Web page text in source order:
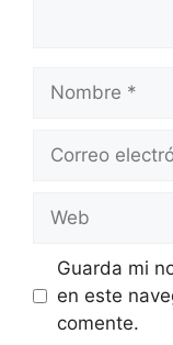
Guarda mi
en este
comente.